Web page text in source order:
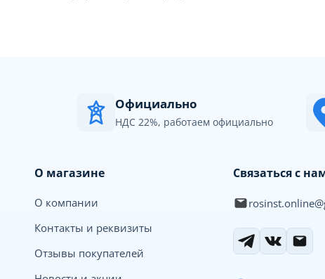
Официально
НДС 22%, работаем официально
О магазине
О компании
Контакты и реквизиты
Отзывы покупателей
Связаться с